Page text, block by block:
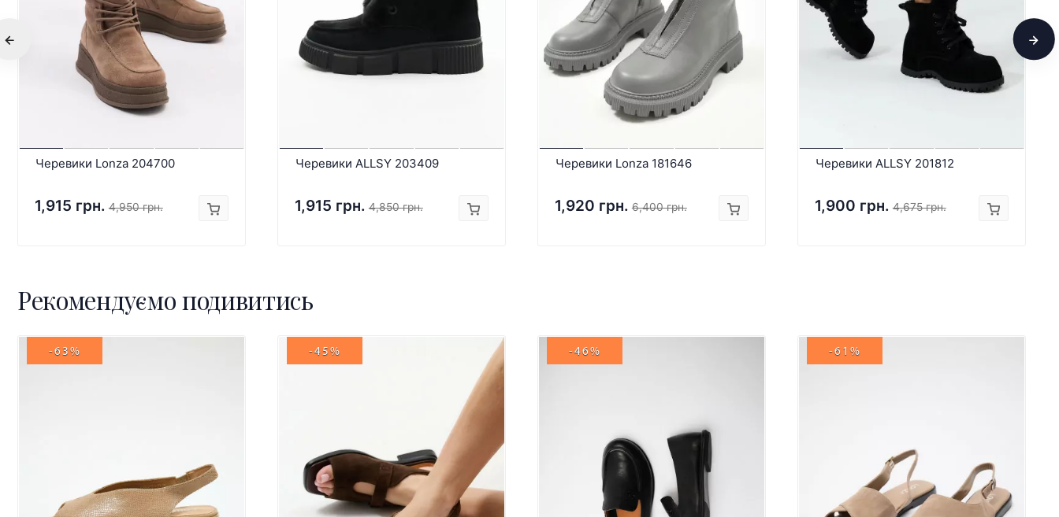
Черевики Lonza 204700
1,915 грн. 4,950 грн.
Черевики ALLSY 203409
1,915 грн. 4,850 грн.
Черевики Lonza 181646
1,920 грн. 6,400 грн.
Черевики ALLSY 201812
1,900 грн. 4,675 грн.
Рекомендуємо подивитись
-63% -45% -46% -61%